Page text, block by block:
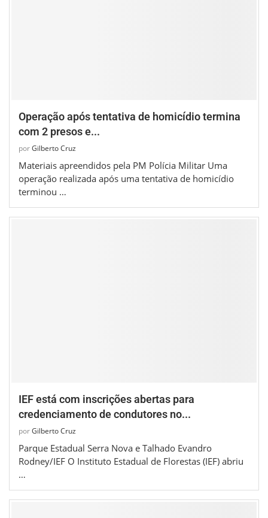
Operação após tentativa de homicídio termina
com 2 presos e...
porGilberto Cruz
Materiais apreendidos pela PM Polícia Militar Uma
operação realizada após uma tentativa de homicídio
terminou …
IEF está com inscrições abertas para
credenciamento de condutores no...
porGilberto Cruz
Parque Estadual Serra Nova e Talhado Evandro
Rodney/IEF O Instituto Estadual de Florestas (IEF) abriu
…